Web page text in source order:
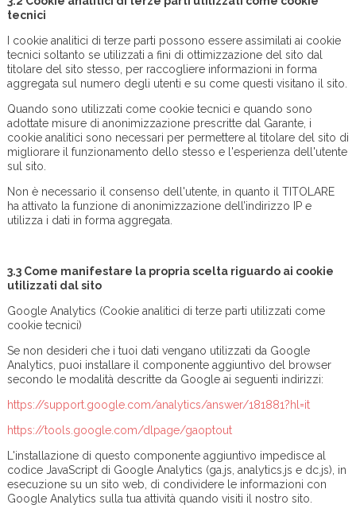
tecnici
I cookie analitici di terze parti possono essere assimilati ai cookie
tecnici soltanto se utilizzati a fini di ottimizzazione del sito dal
titolare del sito stesso, per raccogliere informazioni in forma
aggregata sul numero degli utenti e su come questi visitano il sito.
Quando sono utilizzati come cookie tecnici e quando sono
adottate misure di anonimizzazione prescritte dal Garante, i
cookie analitici sono necessari per permettere al titolare del sito di
migliorare il funzionamento dello stesso e l'esperienza dell'utente
sul sito.
Non è necessario il consenso dell'utente, in quanto il TITOLARE
ha attivato la funzione di anonimizzazione dell’indirizzo IP e
utilizza i dati in forma aggregata.
3.3 Come manifestare la propria scelta riguardo ai cookie
utilizzati dal sito
Google Analytics (Cookie analitici di terze parti utilizzati come
cookie tecnici)
Se non desideri che i tuoi dati vengano utilizzati da Google
Analytics, puoi installare il componente aggiuntivo del browser
secondo le modalità descritte da Google ai seguenti indirizzi:
https://support.google.com/analytics/answer/181881?hl=it
https://tools.google.com/dlpage/gaoptout
L'installazione di questo componente aggiuntivo impedisce al
codice JavaScript di Google Analytics (ga.js, analytics.js e dc.js), in
esecuzione su un sito web, di condividere le informazioni con
Google Analytics sulla tua attività quando visiti il nostro sito.